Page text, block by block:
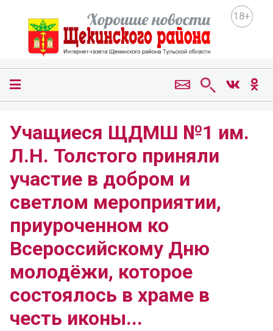
18+
Учащиеся ЩДМШ №1 им.
Л.Н. Толстого приняли
участие в добром и
светлом мероприятии,
приуроченном ко
Всероссийскому Дню
молодёжи, которое
состоялось в храме в
честь иконы...